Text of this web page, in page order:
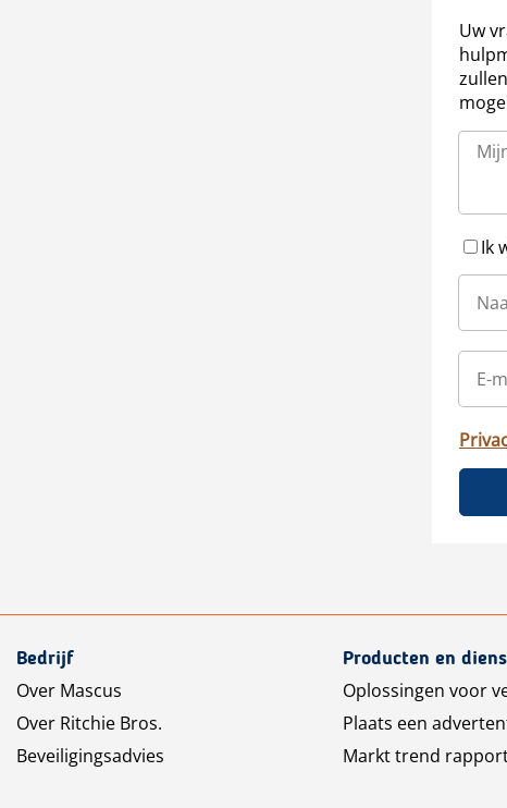
Uw
Ik
Bedrijf
Over Mascus
Over Ritchie Bros.
Beveiligingsadvies
Producten en
Oplossingen voor
Plaats een
Markt trend